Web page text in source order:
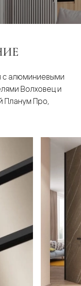
с алюминиевыми
Волховец и
Планум Про,